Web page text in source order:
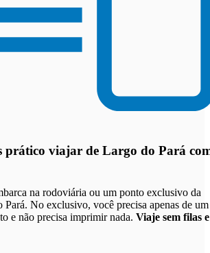
prático viajar de Largo do Pará
na rodoviária ou um ponto exclusivo da
Pará. No exclusivo, você precisa apenas de um
e não precisa imprimir nada. Viaje sem filas e